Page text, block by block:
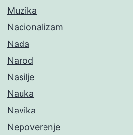
Muzika
Nacionalizam
Nada
Narod
Nasilje
Nauka
Navika
Nepoverenje